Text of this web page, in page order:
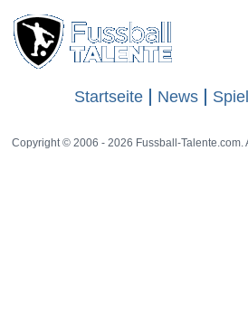
Startseite News
Copyright © 2006 - 2026 Fussball-Talente.com.